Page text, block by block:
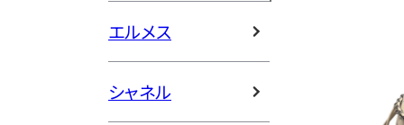
エルメス
シャネル